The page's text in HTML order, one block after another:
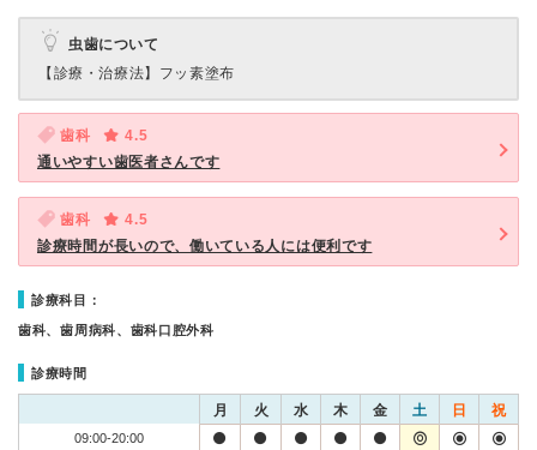
虫歯について
【診療・治療法】 フッ素塗布
歯科
4.5
通いやすい歯医者さんです
歯科
4.5
診療時間が長いので、働いている人には便利です
診療科目：
歯科、歯周病科、歯科口腔外科
診療時間
月 火 水 木 金 土 日 祝
09:00-20:00